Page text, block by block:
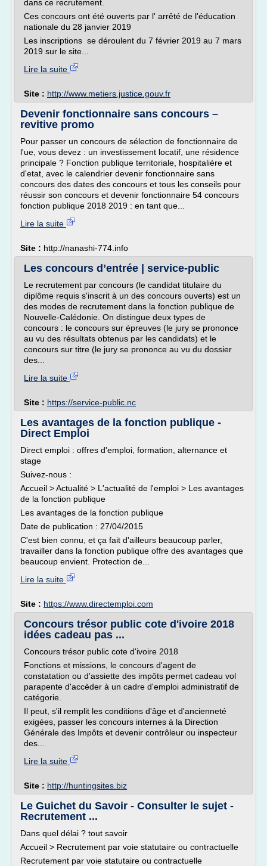
dans ce recrutement.
Ces concours ont été ouverts par l' arrêté de l'éducation
nationale du 28 janvier 2019
Les inscriptions se déroulent du 7 février 2019 au 7 mars
2019 sur le site...
Lire la suite
Site : http://www.metiers.justice.gouv.fr
Devenir fonctionnaire sans concours –
revitive promo
Pour passer un concours de sélection de fonctionnaire de
l'ue, vous devez : un investissement locatif, une résidence
principale ? Fonction publique territoriale, hospitalière et
d'etat, avec le calendrier devenir fonctionnaire sans
concours des dates des concours et tous les conseils pour
réussir son concours et devenir fonctionnaire 54 concours
fonction publique 2018 2019 : en tant que...
Lire la suite
Site : http://nanashi-774.info
Les concours d’entrée | service-public
Le recrutement par concours (le candidat titulaire du
diplôme requis s'inscrit à un des concours ouverts) est un
des modes de recrutement dans la fonction publique de
Nouvelle-Calédonie. On distingue deux types de
concours : le concours sur épreuves (le jury se prononce
au vu des résultats obtenus par les candidats) et le
concours sur titre (le jury se prononce au vu du dossier
des...
Lire la suite
Site : https://service-public.nc
Les avantages de la fonction publique -
Direct Emploi
Direct emploi : offres d'emploi, formation, alternance et
stage
Suivez-nous :
Accueil > Actualité > L'actualité de l'emploi > Les avantages
de la fonction publique
Les avantages de la fonction publique
Date de publication : 27/04/2015
C'est bien connu, et ça fait d'ailleurs beaucoup parler,
travailler dans la fonction publique offre des avantages que
beaucoup envient. Protection de...
Lire la suite
Site : https://www.directemploi.com
Concours trésor public cote d'ivoire 2018
idées cadeau pas ...
Concours trésor public cote d'ivoire 2018
Fonctions et missions, le concours d'agent de
constatation ou d'assiette des impôts permet cadeau vol
parapente d'accèder à un cadre d'emploi administratif de
catégorie.
Il peut, s'il remplit les conditions d'âge et d'ancienneté
exigées, passer les concours internes à la Direction
Générale des Impôts et devenir contrôleur ou inspecteur
des...
Lire la suite
Site : http://huntingsites.biz
Le Guichet du Savoir - Consulter le sujet -
Recrutement ...
Dans quel délai ? tout savoir
Accueil > Recrutement par voie statutaire ou contractuelle
Recrutement par voie statutaire ou contractuelle